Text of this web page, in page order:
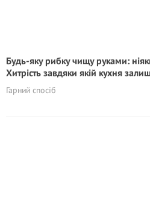
Будь-яку рибку чищу руками:
Хитрість завдяки якій кухня
Гарний спосіб